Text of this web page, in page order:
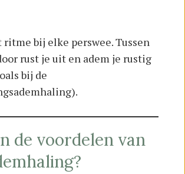
bij elke perswee. Tussen
rust je uit en adem je rustig
bij de
de voordelen van